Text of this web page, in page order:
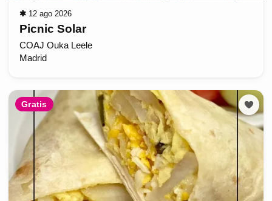
✱ 12 ago 2026
Picnic Solar
COAJ Ouka Leele
Madrid
Gratis